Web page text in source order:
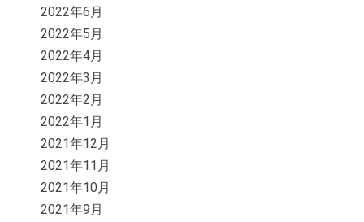
2022年6月
2022年5月
2022年4月
2022年3月
2022年2月
2022年1月
2021年12月
2021年11月
2021年10月
2021年9月